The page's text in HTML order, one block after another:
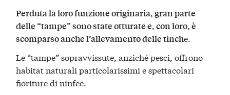
Perduta la loro funzione originaria, gran parte
delle “tampe” sono state otturate e, con loro, è
scomparso anche l’allevamento delle tinche.
Le “tampe” sopravvissute, anziché pesci, offrono
habitat naturali particolarissimi e spettacolari
fioriture di ninfee.